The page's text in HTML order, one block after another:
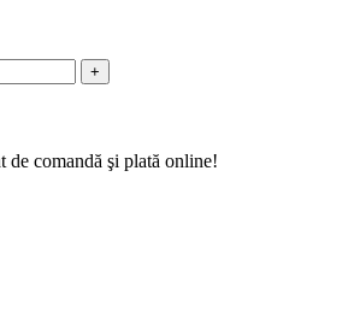
+
de comandă şi plată online!